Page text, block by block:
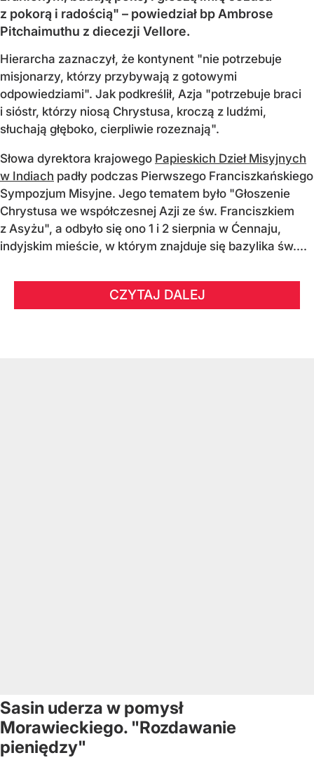
z pokorą i radością" – powiedział bp Ambrose
Pitchaimuthu z diecezji Vellore.
Hierarcha zaznaczył, że kontynent "nie potrzebuje
misjonarzy, którzy przybywają z gotowymi
odpowiedziami". Jak podkreślił, Azja "potrzebuje braci
i sióstr, którzy niosą Chrystusa, kroczą z ludźmi,
słuchają głęboko, cierpliwie rozeznają".
Słowa dyrektora krajowego Papieskich Dzieł Misyjnych
w Indiach padły podczas Pierwszego Franciszkańskiego
Sympozjum Misyjne. Jego tematem było "Głoszenie
Chrystusa we współczesnej Azji ze św. Franciszkiem
z Asyżu", a odbyło się ono 1 i 2 sierpnia w Ćennaju,
indyjskim mieście, w którym znajduje się bazylika św....
CZYTAJ DALEJ
Sasin uderza w pomysł
Morawieckiego. "Rozdawanie
pieniędzy"